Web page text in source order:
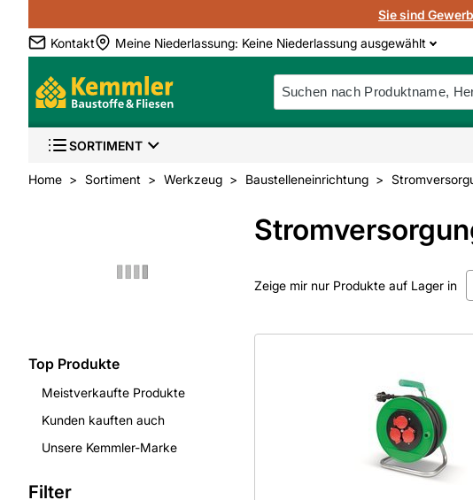
Sie sind
Kontakt
Meine Niederlassung: Keine Niederlassung ausgewählt
SORTIMENT
Home Sortiment Werkzeug Baustelleneinrichtung
Top Produkte
Meistverkaufte Produkte
Kunden kauften auch
Unsere Kemmler-Marke
Filter
Zeige mir nur Produkte auf Lager in